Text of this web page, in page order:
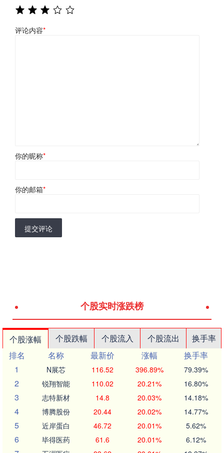
评论内容*
你的昵称*
你的邮箱*
提交评论
个股实时涨跌榜
个股涨幅 个股跌幅 个股流入 个股流出
换手率
排名
名称 最新价 涨幅
换手率
1
N展芯 116.52 396.89% 79.39%
2 锐翔智能 110.02 20.21% 16.80%
3 志特新材 14.8 20.03% 14.18%
4 博腾股份 20.44 20.02% 14.77%
5 近岸蛋白 46.72 20.01% 5.62%
6 毕得医药 61.6 20.01% 6.12%